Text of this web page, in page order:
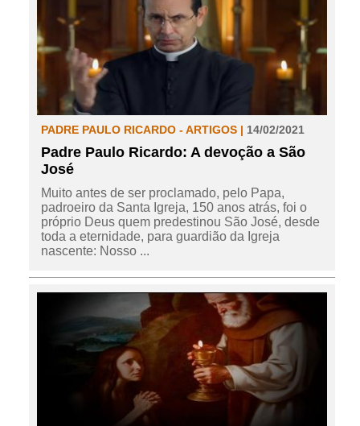
PADRE PAULO RICARDO - ARTIGOS | 14/02/2021
Padre Paulo Ricardo: A devoção a São
José
Muito antes de ser proclamado, pelo Papa,
padroeiro da Santa Igreja, 150 anos atrás, foi o
próprio Deus quem predestinou São José, desde
toda a eternidade, para guardião da Igreja
nascente: Nosso ...